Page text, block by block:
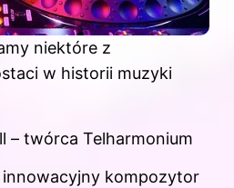
niektóre z
w historii muzyki
– twórca Telharmonium
innowacyjny kompozytor